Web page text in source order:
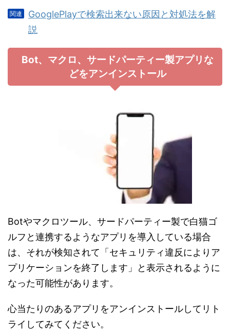
GooglePlayで検索出来ない原因と対処法を解
説
Bot、マクロ、サードパーティー製アプリな
どをアンインストール
Botやマクロツール、サードパーティー製で白猫ゴ
ルフと連携するようなアプリを導入している場合
は、それが検知されて「セキュリティ違反によりア
プリケーションを終了します」と表示されるように
なった可能性があります。
心当たりのあるアプリをアンインストールしてリト
ライしてみてください。